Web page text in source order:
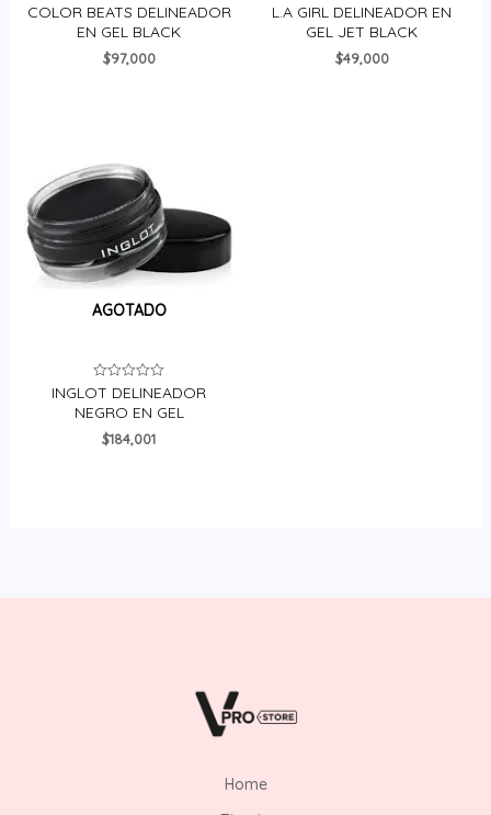
Valorado
en
0
COLOR BEATS DELINEADOR
EN GEL BLACK
$97,000
Valorado
en
0
L.A GIRL DELINEADOR EN
GEL JET BLACK
$49,000
AGOTADO
Valorado
en
0
de
INGLOT DELINEADOR
NEGRO EN GEL
$184,001
Home